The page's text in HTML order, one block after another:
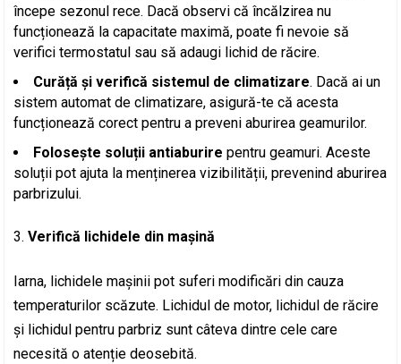
începe sezonul rece. Dacă observi că încălzirea nu
funcționează la capacitate maximă, poate fi nevoie să
verifici termostatul sau să adaugi lichid de răcire.
Curăță și verifică sistemul de climatizare. Dacă ai un
sistem automat de climatizare, asigură-te că acesta
funcționează corect pentru a preveni aburirea geamurilor.
Folosește soluții antiaburire pentru geamuri. Aceste
soluții pot ajuta la menținerea vizibilității, prevenind aburirea
parbrizului.
Verifică lichidele din mașină
Iarna, lichidele mașinii pot suferi modificări din cauza
temperaturilor scăzute. Lichidul de motor, lichidul de răcire
și lichidul pentru parbriz sunt câteva dintre cele care
necesită o atenție deosebită.